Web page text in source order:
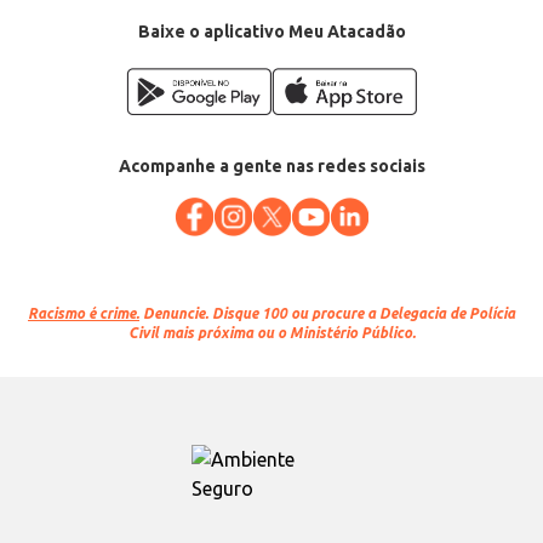
Baixe o aplicativo Meu Atacadão
Acompanhe a gente nas redes sociais
Racismo é crime. Denuncie. Disque 100 ou procure a Delegacia de Polícia
Civil mais próxima ou o Ministério Público.